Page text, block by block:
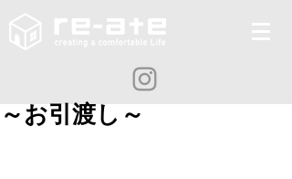
～お引渡し～